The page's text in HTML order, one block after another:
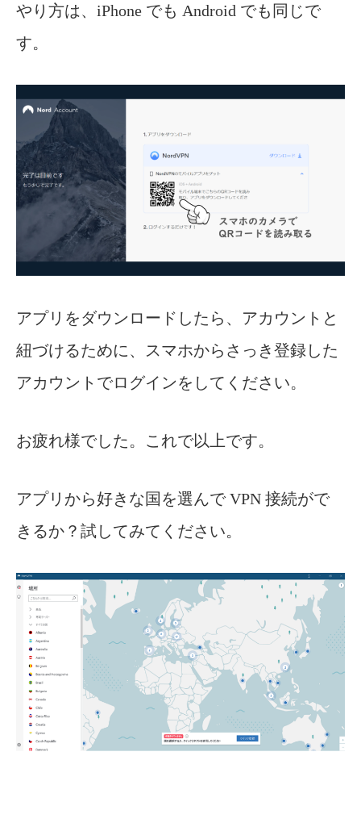
やり方は、iPhone でも Android でも同じで
す。
アプリをダウンロードしたら、アカウントと
紐づけるために、スマホからさっき登録した
アカウントでログインをしてください。
お疲れ様でした。これで以上です。
アプリから好きな国を選んで VPN 接続がで
きるか？試してみてください。